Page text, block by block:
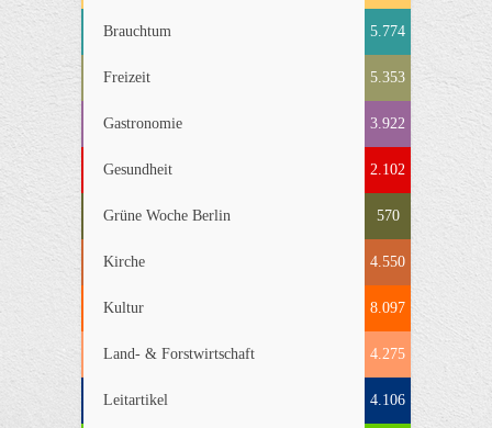
Brauchtum 5.774
Freizeit 5.353
Gastronomie 3.922
Gesundheit 2.102
Grüne Woche Berlin 570
Kirche 4.550
Kultur 8.097
Land- & Forstwirtschaft 4.275
Leitartikel 4.106